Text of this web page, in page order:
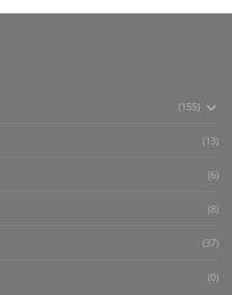
(155)
(13)
(6)
(8)
(37)
(0)